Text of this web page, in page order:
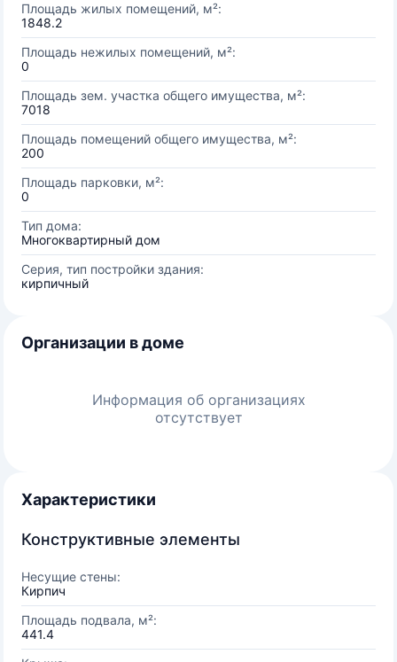
Площадь жилых помещений, м²:
1848.2
Площадь нежилых помещений, м²:
0
Площадь зем. участка общего имущества, м²:
7018
Площадь помещений общего имущества, м²:
200
Площадь парковки, м²:
0
Тип дома:
Многоквартирный дом
Серия, тип постройки здания:
кирпичный
Организации в доме
Информация об организациях
отсутствует
Характеристики
Конструктивные элементы
Несущие стены:
Кирпич
Площадь подвала, м²:
441.4